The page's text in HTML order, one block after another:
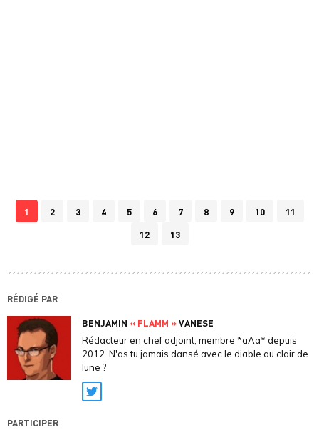
1 2 3 4 5 6 7 8 9 10
11
12
13
RÉDIGÉ PAR
BENJAMIN « FLAMM »VANESE
Rédacteur en chef adjoint, membre *aAa* depuis
2012. N'as tu jamais dansé avec le diable au clair de
lune ?
Twitter
PARTICIPER